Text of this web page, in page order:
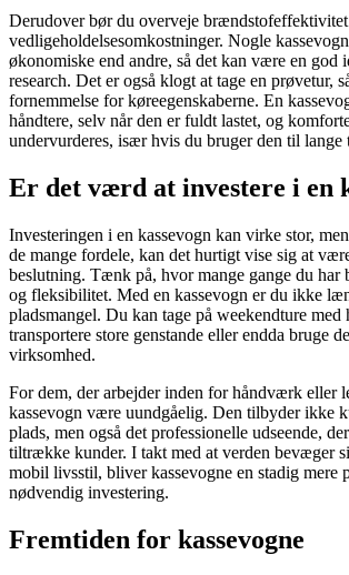
Derudover bør du overveje
vedligeholdelsesomkostninger. Nogle
økonomiske end andre, så det kan være en god
research. Det er også klogt at tage en prøvetur,
fornemmelse for køreegenskaberne. En
håndtere, selv når den er fuldt lastet, og
undervurderes, især hvis du bruger den til lange
Er det værd at investere i en
Investeringen i en kassevogn kan virke stor,
de mange fordele, kan det hurtigt vise sig at
beslutning. Tænk på, hvor mange gange du har
og fleksibilitet. Med en kassevogn er du ikke
pladsmangel. Du kan tage på weekendture med
transportere store genstande eller endda bruge
virksomhed.
For dem, der arbejder inden for håndværk eller
kassevogn være uundgåelig. Den tilbyder ikke
plads, men også det professionelle udseende,
tiltrække kunder. I takt med at verden bevæger
mobil livsstil, bliver kassevogne en stadig mere
nødvendig investering.
Fremtiden for kassevogne